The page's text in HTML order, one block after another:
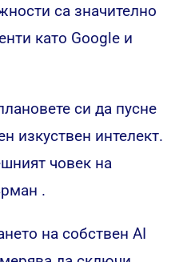
са значително
като Google и
си да пусне
изкуствен интелект.
човек на
.
на собствен AI